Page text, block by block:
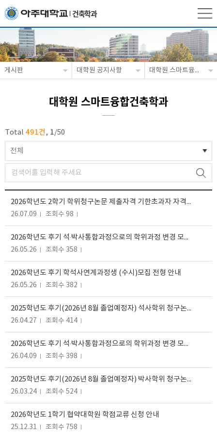
건축학과
게시판 대학원 공지사항 대학원 스마트융합건축학과
대학원 스마트융합건축학과
Total 491건, 1/50
전체
2026학년도 2학기 학위청구논문 제출자격 기한초과자 자격회복 신청 안내
26.07.09 조회수 98
2026학년도 후기 석‧박사통합과정으로의 학위과정 변경 모집전형(수시)
26.05.26 조회수 358
2026학년도 후기 학석사연계과정생 (수시)모집 전형 안내
26.05.26 조회수 382
2025학년도 후기(2026년 8월 졸업예정자) 석사학위 청구논문 심사원 제출 안내
26.04.27 조회수 414
2026학년도 후기 석‧박사통합과정으로의 학위과정 변경 모집전형(정시) 안내
26.04.09 조회수 398
2025학년도 후기(2026년 8월 졸업예정자) 박사학위 청구논문 심사원 제출 안내
26.03.24 조회수 524
2026학년도 1학기 협약대학원 학점교류 신청 안내
25.12.31 조회수 758